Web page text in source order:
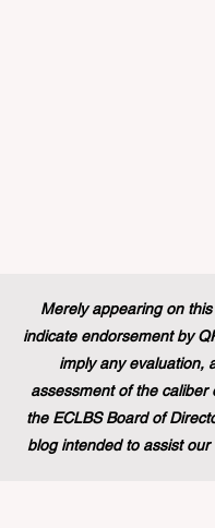
Merely appearing on
indicate endorsement by
imply any evaluation,
assessment of the caliber
the ECLBS Board of
blog intended to assist our